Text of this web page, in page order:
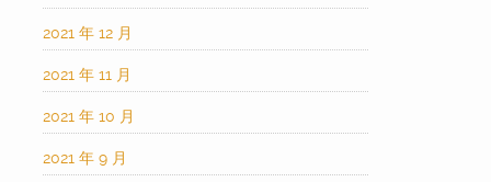
2021 年 12 月
2021 年 11 月
2021 年 10 月
2021 年 9 月